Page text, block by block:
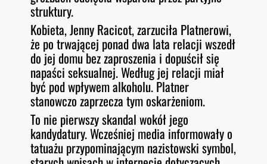
struktury.
Kobieta, Jenny Racicot, zarzuciła Platnerowi,
że po trwającej ponad dwa lata relacji wszedł
do jej domu bez zaproszenia i dopuścił się
napaści seksualnej. Według jej relacji miał
być pod wpływem alkoholu. Platner
stanowczo zaprzecza tym oskarżeniom.
To nie pierwszy skandal wokół jego
kandydatury. Wcześniej media informowały o
tatuażu przypominającym nazistowski symbol,